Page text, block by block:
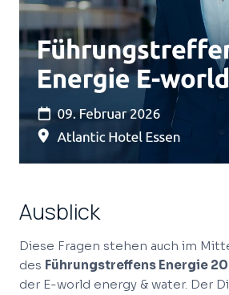
Ausblick
Diese Fragen stehen auch im
des Führungstreffens Energie
der E-world energy & water. Der